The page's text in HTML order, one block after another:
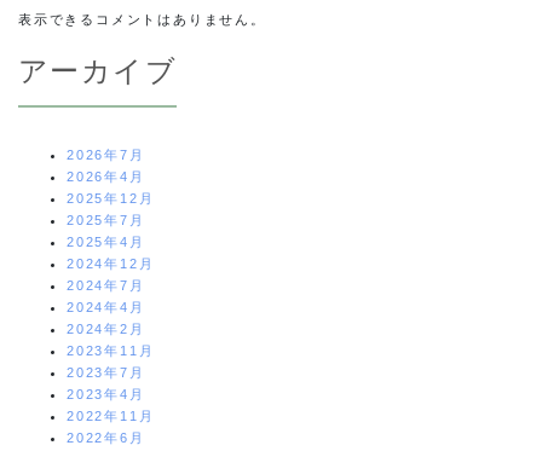
表示できるコメントはありません。
アーカイブ
2026年7月
2026年4月
2025年12月
2025年7月
2025年4月
2024年12月
2024年7月
2024年4月
2024年2月
2023年11月
2023年7月
2023年4月
2022年11月
2022年6月